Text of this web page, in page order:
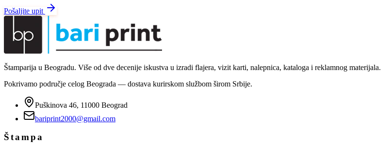
Pošaljite upit
Štamparija u Beogradu. Više od dve decenije iskustva u izradi flajera, vizit karti, nalepnica, kataloga i reklamnog materijala.
Pokrivamo područje celog Beograda — dostava kurirskom službom širom Srbije.
Puškinova 46, 11000 Beograd
bariprint2000@gmail.com
Štampa